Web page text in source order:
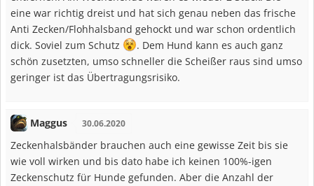
eine war richtig dreist und hat sich genau neben das frische
Anti Zecken/Flohhalsband gehockt und war schon ordentlich
dick. Soviel zum Schutz
. Dem Hund kann es auch ganz
schön zusetzten, umso schneller die Scheißer raus sind umso
geringer ist das Übertragungsrisiko.
Maggus 30.06.2020
Zeckenhalsbänder brauchen auch eine gewisse Zeit bis sie
wie voll wirken und bis dato habe ich keinen 100%-igen
Zeckenschutz für Hunde gefunden. Aber die Anzahl der